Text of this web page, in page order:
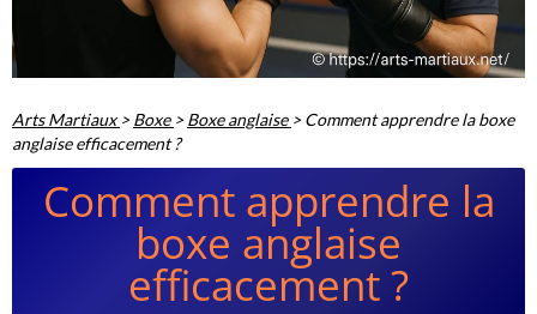
Arts Martiaux >Boxe >Boxe anglaise >Comment apprendre la boxe
anglaise efficacement ?
Comment apprendre la
boxe anglaise
efficacement ?